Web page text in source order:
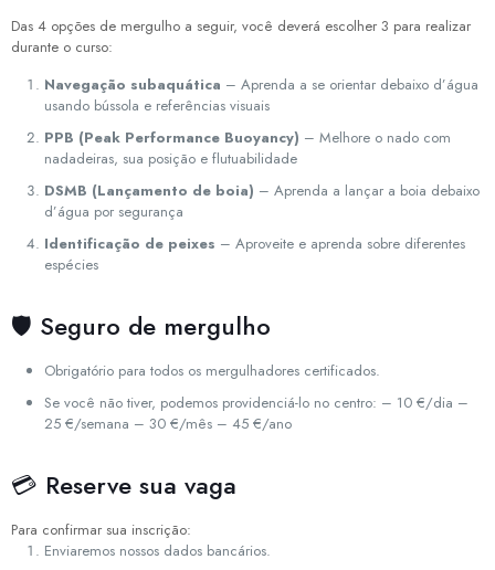
Das 4 opções de mergulho a seguir, você deverá escolher 3 para realizar
durante o curso:
Navegação subaquática – Aprenda a se orientar debaixo d’água
usando bússola e referências visuais
PPB (Peak Performance Buoyancy) – Melhore o nado com
nadadeiras, sua posição e flutuabilidade
DSMB (Lançamento de boia) – Aprenda a lançar a boia debaixo
d’água por segurança
Identificação de peixes – Aproveite e aprenda sobre diferentes
espécies
🛡️ Seguro de mergulho
Obrigatório para todos os mergulhadores certificados.
Se você não tiver, podemos providenciá-lo no centro: – 10 €/dia –
25 €/semana – 30 €/mês – 45 €/ano
💳 Reserve sua vaga
Para confirmar sua inscrição:
Enviaremos nossos dados bancários.